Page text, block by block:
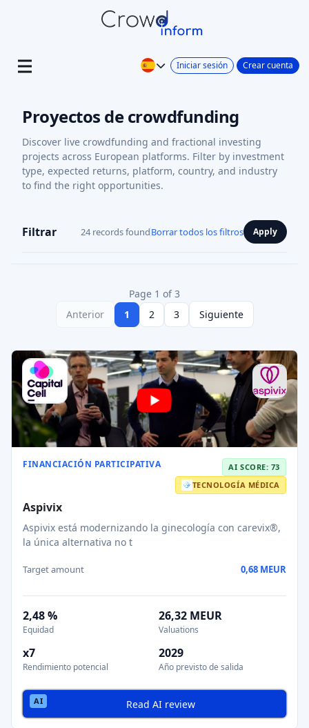
Iniciar sesión Crear cuenta
Proyectos de crowdfunding
Discover live crowdfunding and fractional investing
projects across European platforms. Filter by investment
type, expected returns, platform, country, and industry
to find the right opportunities.
Filtrar 24 records foundBorrar todos los filtros Apply
Page 1 of 3
Anterior
1 2 3 Siguiente
FINANCIACIÓN PARTICIPATIVA
AI SCORE: 73
TECNOLOGÍA MÉDICA
Aspivix
Aspivix está modernizando la ginecología con carevix®,
la única alternativa no t
Target amount 0,68 MEUR
2,48 %
Equidad
26,32 MEUR
Valuations
x7
Rendimiento potencial
2029
Año previsto de salida
Read AI review